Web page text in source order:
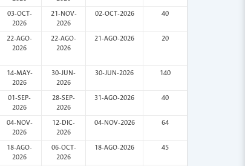
03-OCT-
2026
21-NOV-
2026
02-OCT-2026 40
22-AGO-
2026
22-AGO-
2026
21-AGO-2026 20
14-MAY-
2026
30-JUN-
2026
30-JUN-2026 140
01-SEP-
2026
28-SEP-
2026
31-AGO-2026 40
04-NOV-
2026
12-DIC-
2026
04-NOV-2026 64
18-AGO-
2026
06-OCT-
2026
18-AGO-2026 45